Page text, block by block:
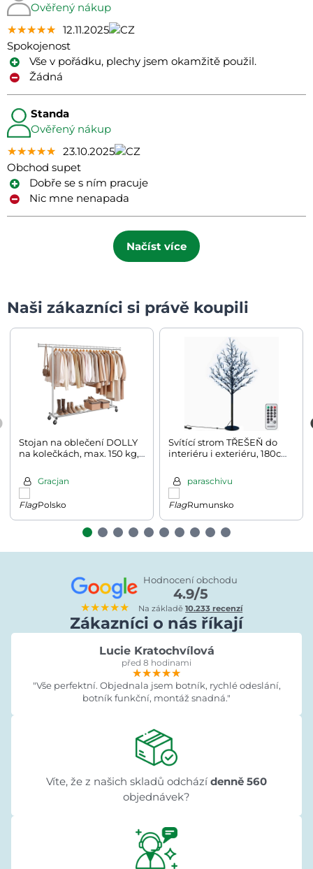
Ověřený nákup
★★★★★
★★★★★
★★★★★ 12.11.2025
Spokojenost
Vše v pořádku, plechy jsem okamžitě použil.
Žádná
Standa
Ověřený nákup
★★★★★
★★★★★
★★★★★ 23.10.2025
Obchod supet
Dobře se s ním pracuje
Nic mne nenapada
Načíst více
Naši zákazníci si právě koupili
Stojan na oblečení DOLLY
na kolečkách, max. 150 kg,
stříbrnáGracjan
Polsko
Svítící strom TŘEŠEŇ do
interiéru i exteriéru, 180cm,
paraschivu
Rumunsko
★★★★★
Hodnocení obchodu
4.9/5
Na základě10.233 recenzí
Zákazníci o nás říkají
Lucie Kratochvílová
před 8 hodinami
★★★★★
★★★★★
★★★★★
"Vše perfektní. Objednala jsem botník, rychlé odeslání,
botník funkční, montáž snadná."
Víte, že z našich skladů odchází denně 560
objednávek?